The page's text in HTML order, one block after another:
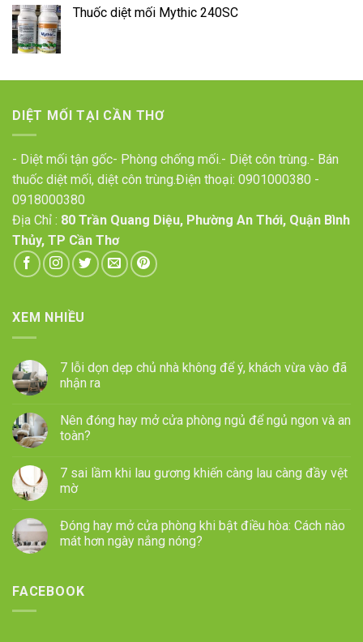
Thuốc diệt mối Mythic 240SC
DIỆT MỐI TẠI CẦN THƠ
- Diệt mối tận gốc- Phòng chống mối.- Diệt côn trùng.- Bán
thuốc diệt mối, diệt côn trùng.Điện thoại: 0901000380 -
0918000380
Địa Chỉ : 80 Trần Quang Diệu, Phường An Thới, Quận Bình
Thủy, TP Cần Thơ
XEM NHIỀU
7 lỗi dọn dẹp chủ nhà không để ý, khách vừa vào đã
nhận ra
Nên đóng hay mở cửa phòng ngủ để ngủ ngon và an
toàn?
7 sai lầm khi lau gương khiến càng lau càng đầy vệt
mờ
Đóng hay mở cửa phòng khi bật điều hòa: Cách nào
mát hơn ngày nắng nóng?
FACEBOOK